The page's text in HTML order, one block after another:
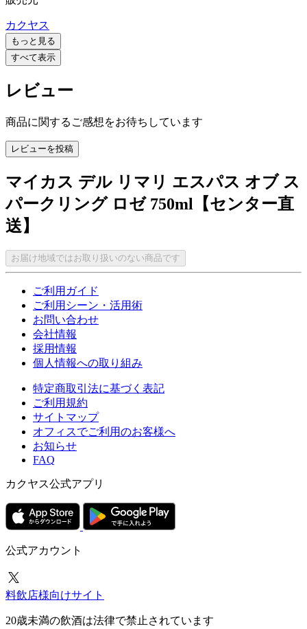
カクヤス
もっと見る
すべて表示
レビュー
商品に関するご感想をお待ちしています
レビューを投稿
マイカス デル リマリ エスパス オブ ス
パークリング ロゼ 750ml【センター直
送】
お届け地域ではお取り扱いのない商品です
ご利用ガイド
ご利用シーン・活用術
お問い合わせ
会社情報
採用情報
個人情報への取り組み
特定商取引法に基づく表記
ご利用規約
サイトマップ
オフィスでご利用のお客様へ
お知らせ
FAQ
カクヤス公式アプリ
公式アカウント
料飲店様向けサイト
20歳未満の飲酒は法律で禁止されています